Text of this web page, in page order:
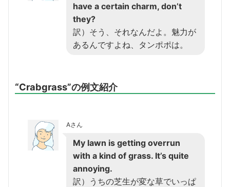
have a certain charm, don’t
they?
訳）そう、それなんだよ。魅力が
あるんですよね、タンポポは。
“Crabgrass”の例文紹介
Aさん
My lawn is getting overrun
with a kind of grass. It’s quite
annoying.
訳）うちの芝生が変な草でいっぱ